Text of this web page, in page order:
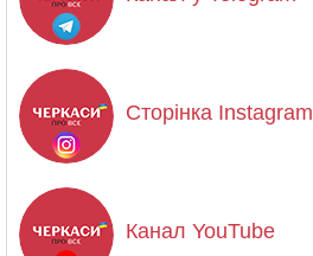
Сторінка Instagram
Канал YouTube